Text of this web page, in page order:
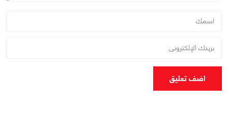
اضف تعليق